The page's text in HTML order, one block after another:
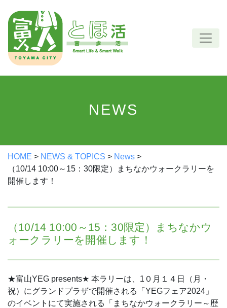
content
NEWS
HOME > NEWS & TOPICS > News >
（10/14 10:00～15：30限定）まちなかウォークラリーを
開催します！
（10/14 10:00～15：30限定）まちなかウ
ォークラリーを開催します！
★富山YEG presents★ 本ラリーは、1０月１４日（月・
祝）にグランドプラザで開催される「YEGフェア2024」
のイベントにて実施される「まちなかウォークラリー～歴